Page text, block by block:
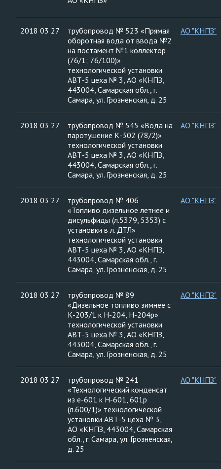
2018 03 27
трубопровод № 523 «Прямая
оборотная вода от ввода №2
на постамент №1 коллектор
(76/1; 76/100)»
технологической установки
АВТ-5 цеха № 3, АО «КНПЗ,
443004, Самарская обл., г.
Самара, ул. Грозненская, д. 25
АО "КНПЗ"
2018 03 27
трубопровод № 545 «Вода на
паротушение К-302 (78/2)»
технологической установки
АВТ-5 цеха № 3, АО «КНПЗ,
443004, Самарская обл., г.
Самара, ул. Грозненская, д. 25
АО "КНПЗ"
2018 03 27
трубопровод № 406
«Топливо дизельное летнее и
дисульфиды (л.5379, 5353) с
установки в л. ДТЛ»
технологической установки
АВТ-5 цеха № 3, АО «КНПЗ,
443004, Самарская обл., г.
Самара, ул. Грозненская, д. 25
АО "КНПЗ"
2018 03 27
трубопровод № 89
«Дизельное топливо зимнее с
К-203/1 к Н-204, Н-204р»
технологической установки
АВТ-5 цеха № 3, АО «КНПЗ,
443004, Самарская обл., г.
Самара, ул. Грозненская, д. 25
АО "КНПЗ"
2018 03 27
трубопровод № 241
«Технологический конденсат
из е-601 к Н-601, 601р
(л.600/1)» технологической
установки АВТ-5 цеха № 3,
АО «КНПЗ, 443004, Самарская
обл., г. Самара, ул. Грозненская,
д. 25
АО "КНПЗ"